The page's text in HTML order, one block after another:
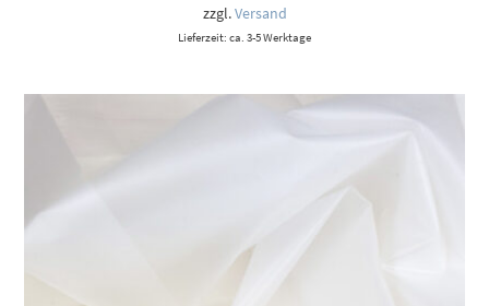
zzgl.Versand
Lieferzeit: ca. 3-5 Werktage